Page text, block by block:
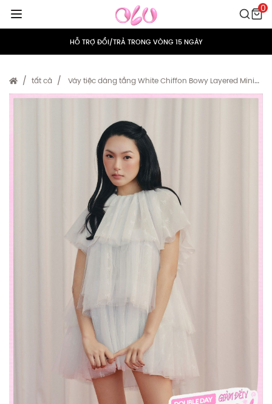
0
MIỄN PHÍ VẬN CHUYỂN CHO MỌI ĐƠN HÀNG
HỖ TRỢ ĐỔI/TRẢ TRONG VÒNG 15 NGÀY
MIỄN PHÍ VẬN CHUYỂN CHO MỌI ĐƠN HÀNG
HỖ TRỢ ĐỔI/TRẢ TRONG VÒNG 15 NGÀY
TÍCH ĐIỂM 5% CHO MỌI ĐƠN HÀNG
tất cả
Váy tiệc dáng tầng White Chiffon Bowy Layered Mini
Dress